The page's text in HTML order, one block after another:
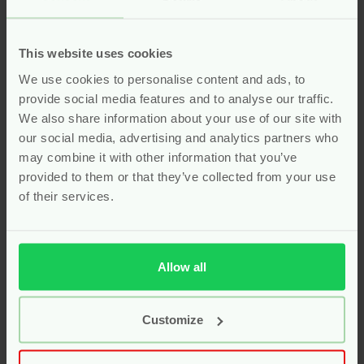
This website uses cookies
We use cookies to personalise content and ads, to
provide social media features and to analyse our traffic.
We also share information about your use of our site with
our social media, advertising and analytics partners who
may combine it with other information that you’ve
provided to them or that they’ve collected from your use
of their services.
Allow all
Customize
bewuster verzorgingsritueel. Anaé
verzorgingsproducten maakt die keuze makkelijk met
producten die je dagelijks gebruikt. Elk item is
ontworpen met oog voor mens en milieu. Door te
kiezen voor herbruikbare wattenschijfjes,
menstruatiesponsjes en biologische pleisters
verminder je afval zonder moeite. Anaé laat zien dat
duurzaamheid eenvoudig kan zijn. De producten zijn
milieuvriendelijk en minimalistisch. Alles draait om
wat wél belangrijk is: eenvoud, effectiviteit en
eerlijkheid. Dat maakt Anaé tot een merk dat niet
geloven we dat elke bewuste keuze telt. Daarom vind
je bij ons alleen producten die écht bijdragen aan een